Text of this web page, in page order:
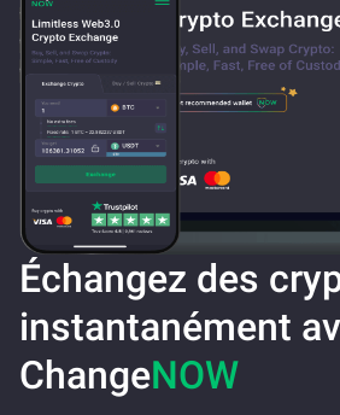
Échangez des
instantanément
ChangeNOW